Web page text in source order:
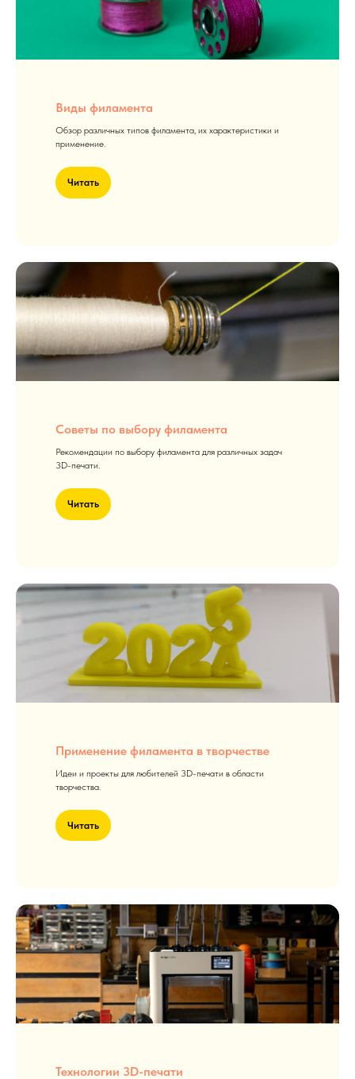
Виды филамента
Обзор различных типов филамента, их характеристики и
применение.
Читать
Советы по выбору филамента
Рекомендации по выбору филамента для различных задач
3D-печати.
Читать
Применение филамента в творчестве
Идеи и проекты для любителей 3D-печати в области
творчества.
Читать
Технологии 3D-печати